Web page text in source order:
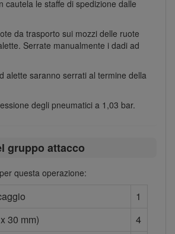
cautela le staffe di spedizione dalle
da trasporto sui mozzi delle ruote
Serrate manualmente i dadi ad
alette saranno serrati al termine della
degli pneumatici a 1,03 bar.
gruppo attacco
questa operazione:
1
30 mm)
4